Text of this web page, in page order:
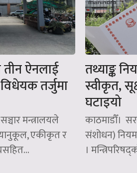
तीन ऐनलाई
तर्जुमा
मन्त्रालयले
एकीकृत र
तथ्याङ्क
स्वीकृत,
घटाइयो
काठमाडौँ।
संशोधन)
।